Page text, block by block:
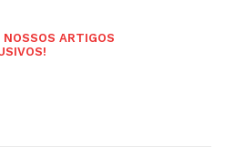
NOSSOS ARTIGOS